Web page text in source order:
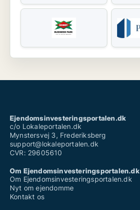
Ejendomsinvesteringsportalen.dk
c/o Lokaleportalen.dk
Mynstersvej 3, Frederiksberg
support@lokaleportalen.dk
CVR: 29605610
Om Ejendomsinvesteringsportalen.dk
Om Ejendomsinvesteringsportalen.dk
Nyt om ejendomme
Kontakt os